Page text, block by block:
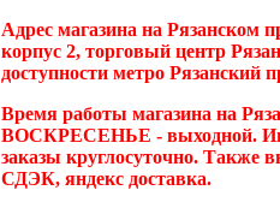
Адрес магазина на Рязанском
корпус 2, торговый центр
доступности метро Рязанский
Время работы магазина на
ВОСКРЕСЕНЬЕ - выходной.
заказы круглосуточно. Также
СДЭК, яндекс доставка.